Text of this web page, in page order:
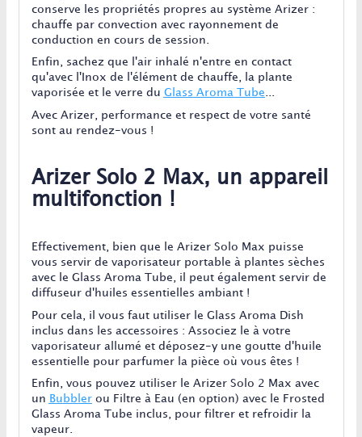
conserve les propriétés propres au système Arizer :
chauffe par convection avec rayonnement de
conduction en cours de session.
Enfin, sachez que l'air inhalé n'entre en contact
qu'avec l'Inox de l'élément de chauffe, la plante
vaporisée et le verre du Glass Aroma Tube
Avec Arizer, performance et respect de votre santé
sont au rendez-vous !
Arizer Solo 2 Max, un appareil
multifonction !
Effectivement, bien que le Arizer Solo Max puisse
vous servir de vaporisateur portable à plantes sèches
avec le Glass Aroma Tube, il peut également servir de
diffuseur d'huiles essentielles ambiant !
Pour cela, il vous faut utiliser le Glass Aroma Dish
inclus dans les accessoires : Associez le à votre
vaporisateur allumé et déposez-y une goutte d'huile
essentielle pour parfumer la pièce où vous êtes !
Enfin, vous pouvez utiliser le Arizer Solo 2 Max avec
un Bubblerou Filtre à Eau (en option) avec le Frosted
Glass Aroma Tube inclus, pour filtrer et refroidir la
vapeur.